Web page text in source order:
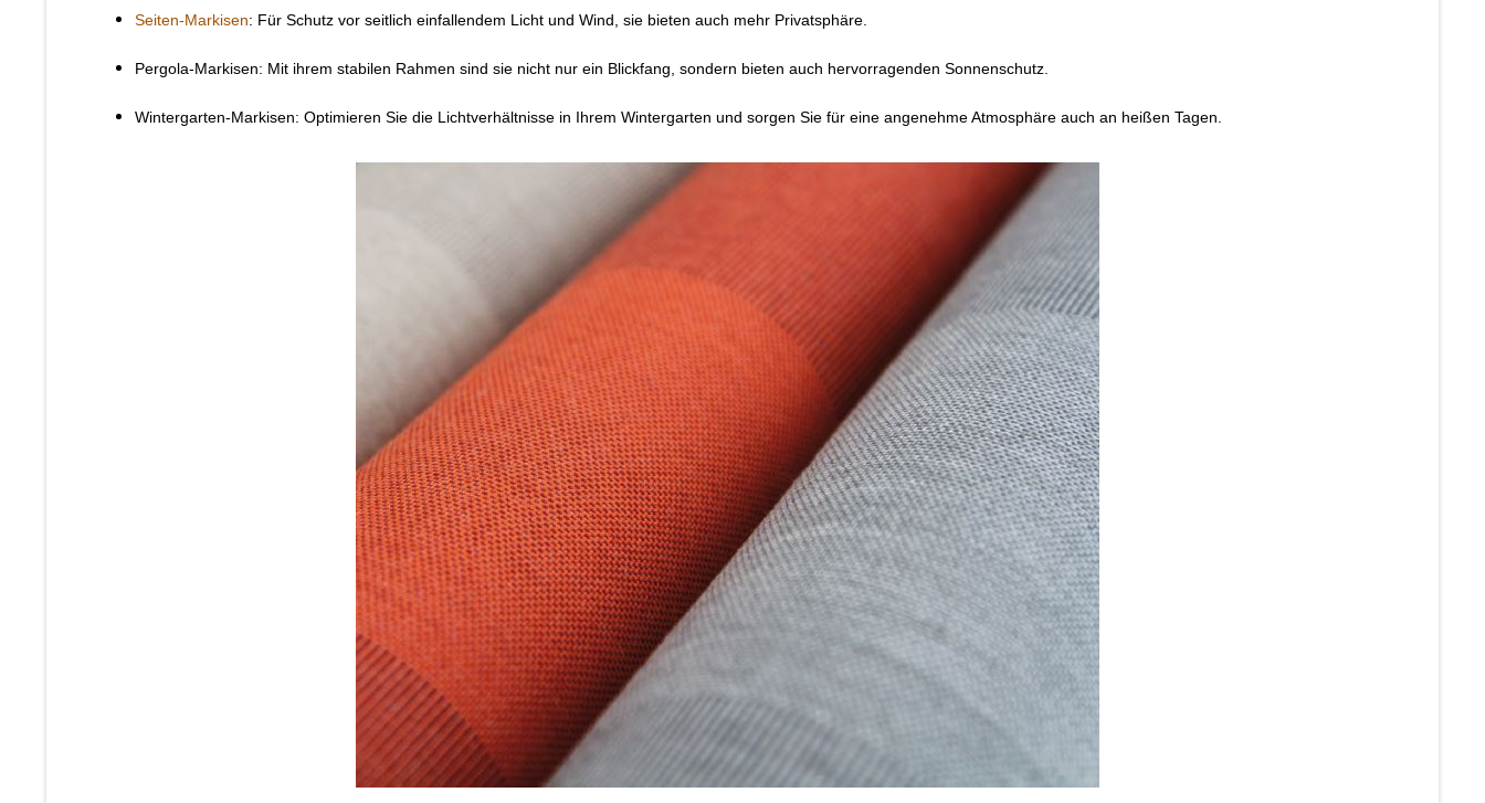
Seiten-Markisen: Für Schutz vor seitlich einfallendem Licht und Wind, sie bieten auch mehr Privatsphäre.
Pergola-Markisen: Mit ihrem stabilen Rahmen sind sie nicht nur ein Blickfang, sondern bieten auch hervorragenden Sonnenschutz.
Wintergarten-Markisen: Optimieren Sie die Lichtverhältnisse in Ihrem Wintergarten und sorgen Sie für eine angenehme Atmosphäre auch an heißen Tagen.